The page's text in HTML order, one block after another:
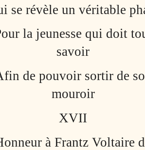
se révèle un véritable
la jeunesse qui doit
savoir
de pouvoir sortir de
mouroir
XVII
à Frantz Voltaire